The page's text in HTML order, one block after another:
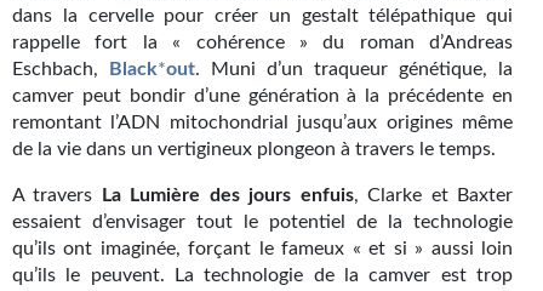
Support technique
dans la cervelle pour créer un gestalt télépathique qui
rappelle fort la « cohérence » du roman d’Andreas
Eschbach,
Black*out. Muni d’un traqueur génétique, la
camver peut bondir d’une génération à la précédente en
remontant l’ADN mitochondrial jusqu’aux origines même
de la vie dans un vertigineux plongeon à travers le temps.
A travers La Lumière des jours enfuis, Clarke et Baxter
essaient d’envisager tout le potentiel de la technologie
qu’ils ont imaginée, forçant le fameux « et si » aussi loin
qu’ils le peuvent. La technologie de la camver est trop